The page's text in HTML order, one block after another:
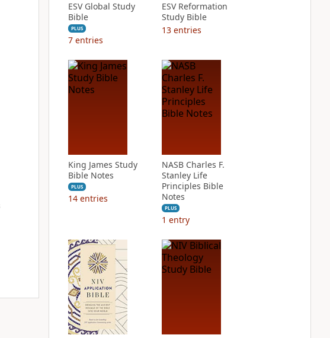
ESV Global Study
Bible
PLUS
7 entries
ESV Reformation
Study Bible
13 entries
King James Study
Bible Notes
PLUS
14 entries
NASB Charles F.
Stanley Life
Principles Bible
Notes
PLUS
1 entry